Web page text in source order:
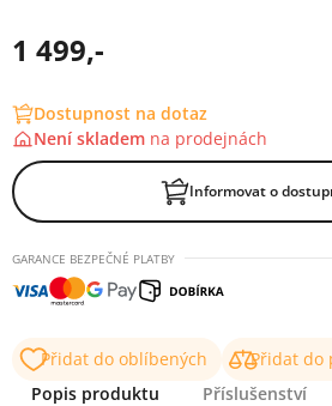
1 499,-
Dostupnost na dotaz
Není skladem na prodejnách
Informovat o
GARANCE BEZPEČNÉ PLATBY
Přidat do oblíbených Přidat do
Popis produktu
Příslušenství